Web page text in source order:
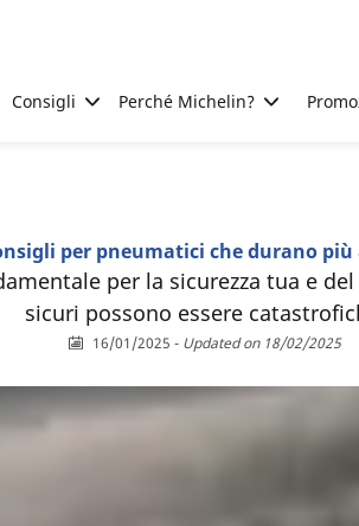
Consigli Perché Michelin?
per pneumatici che durano
per la sicurezza tua e
sicuri possono essere
16/01/2025 - Updated on 18/02/2025